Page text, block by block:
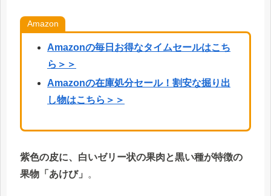
Amazon
Amazonの毎日お得なタイムセールはこち
ら＞＞
Amazonの在庫処分セール！割安な掘り出
し物はこちら＞＞
紫色の皮に、白いゼリー状の果肉と黒い種が特徴の
果物「あけび」
。